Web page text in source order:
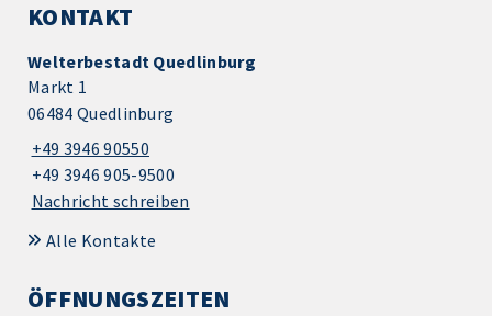
KONTAKT
Welterbestadt Quedlinburg
Markt 1
06484 Quedlinburg
+49 3946 90550
+49 3946 905-9500
Nachricht schreiben
Alle Kontakte
ÖFFNUNGSZEITEN